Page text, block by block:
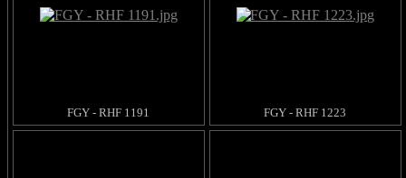
FGY - RHF 1191 FGY - RHF 1223